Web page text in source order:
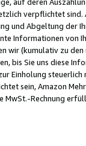
verpflichtet
und Abgeltung der
Informationen von
wir (kumulativ zu
bis Sie uns diese
Einholung
sein, Amazon
MwSt.-Rechnung